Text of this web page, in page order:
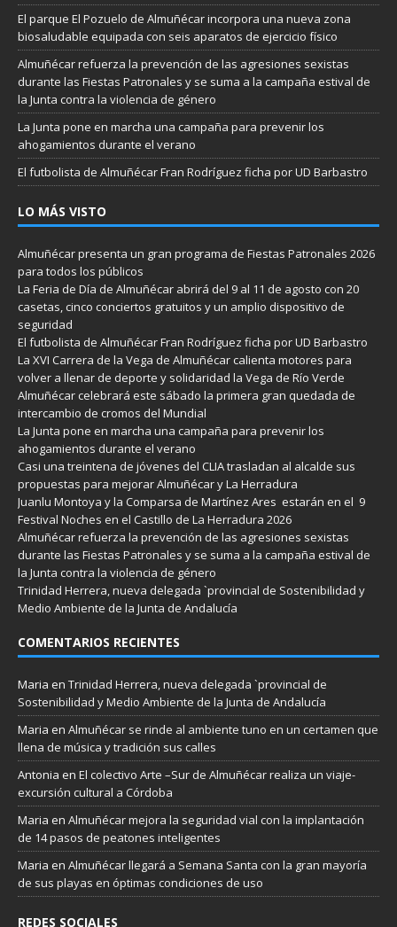
El parque El Pozuelo de Almuñécar incorpora una nueva zona
biosaludable equipada con seis aparatos de ejercicio físico
Almuñécar refuerza la prevención de las agresiones sexistas
durante las Fiestas Patronales y se suma a la campaña estival de
la Junta contra la violencia de género
La Junta pone en marcha una campaña para prevenir los
ahogamientos durante el verano
El futbolista de Almuñécar Fran Rodríguez ficha por UD Barbastro
LO MÁS VISTO
Almuñécar presenta un gran programa de Fiestas Patronales 2026
para todos los públicos
La Feria de Día de Almuñécar abrirá del 9 al 11 de agosto con 20
casetas, cinco conciertos gratuitos y un amplio dispositivo de
seguridad
El futbolista de Almuñécar Fran Rodríguez ficha por UD Barbastro
La XVI Carrera de la Vega de Almuñécar calienta motores para
volver a llenar de deporte y solidaridad la Vega de Río Verde
Almuñécar celebrará este sábado la primera gran quedada de
intercambio de cromos del Mundial
La Junta pone en marcha una campaña para prevenir los
ahogamientos durante el verano
Casi una treintena de jóvenes del CLIA trasladan al alcalde sus
propuestas para mejorar Almuñécar y La Herradura
Juanlu Montoya y la Comparsa de Martínez Ares estarán en el 9
Festival Noches en el Castillo de La Herradura 2026
Almuñécar refuerza la prevención de las agresiones sexistas
durante las Fiestas Patronales y se suma a la campaña estival de
la Junta contra la violencia de género
Trinidad Herrera, nueva delegada `provincial de Sostenibilidad y
Medio Ambiente de la Junta de Andalucía
COMENTARIOS RECIENTES
Maria en Trinidad Herrera, nueva delegada `provincial de
Sostenibilidad y Medio Ambiente de la Junta de Andalucía
Maria en Almuñécar se rinde al ambiente tuno en un certamen que
llena de música y tradición sus calles
Antonia en El colectivo Arte –Sur de Almuñécar realiza un viaje-
excursión cultural a Córdoba
Maria en Almuñécar mejora la seguridad vial con la implantación
de 14 pasos de peatones inteligentes
Maria en Almuñécar llegará a Semana Santa con la gran mayoría
de sus playas en óptimas condiciones de uso
REDES SOCIALES